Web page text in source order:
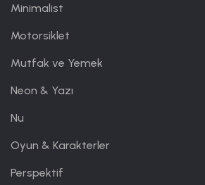
Minimalist
Motorsiklet
Mutfak ve Yemek
Neon & Yazı
Nu
Oyun & Karakterler
Perspektif